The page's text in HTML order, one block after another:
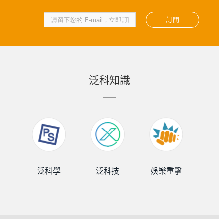
訂閱
泛科知識
泛科學 泛科技 娛樂重擊